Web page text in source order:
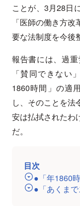
ことが、3月28日
「医師の働き方
要な法制度を今後
報告書には、過
「賛同できない
1860時間」の適
し、そのことを法
安は払拭されたわ
だ。
目次
●「年1860
●「あくま